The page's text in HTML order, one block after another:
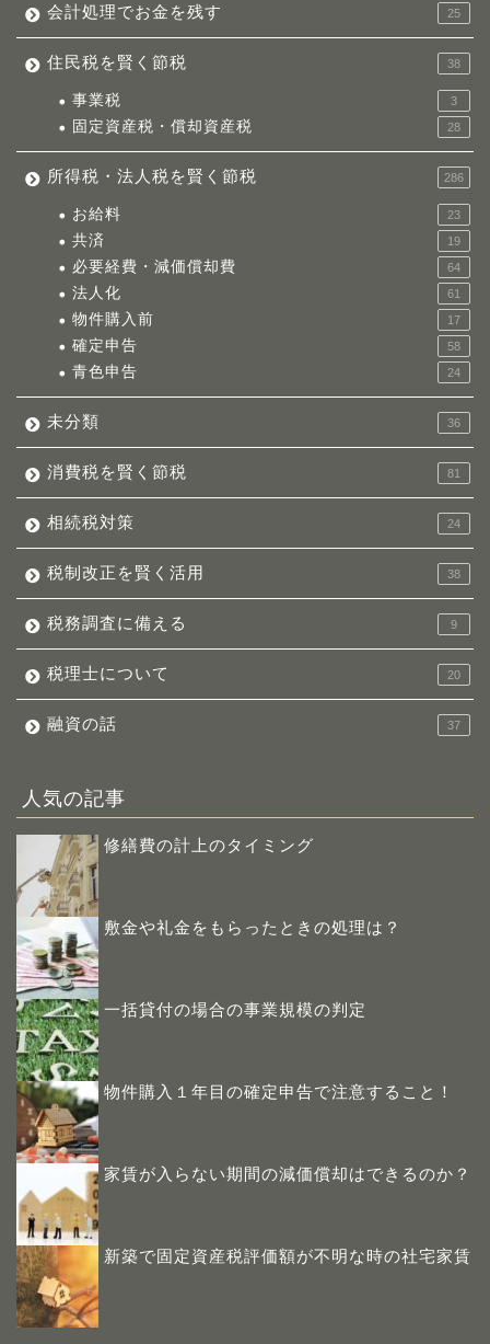
会計処理でお金を残す 25
住民税を賢く節税 38
事業税 3
固定資産税・償却資産税 28
所得税・法人税を賢く節税 286
お給料 23
共済 19
必要経費・減価償却費 64
法人化 61
物件購入前 17
確定申告 58
青色申告 24
未分類 36
消費税を賢く節税 81
相続税対策 24
税制改正を賢く活用 38
税務調査に備える 9
税理士について 20
融資の話 37
人気の記事
修繕費の計上のタイミング
敷金や礼金をもらったときの処理は？
一括貸付の場合の事業規模の判定
物件購入１年目の確定申告で注意すること！
家賃が入らない期間の減価償却はできるのか？
新築で固定資産税評価額が不明な時の社宅家賃